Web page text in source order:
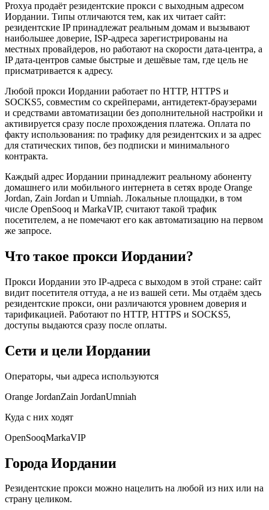
Proxya продаёт резидентские прокси с выходным адресом
Иордании. Типы отличаются тем, как их читает сайт:
резидентские IP принадлежат реальным домам и вызывают
наибольшее доверие, ISP-адреса зарегистрированы на
местных провайдеров, но работают на скорости дата-центра, а
IP дата-центров самые быстрые и дешёвые там, где цель не
присматривается к адресу.
Любой прокси Иордании работает по HTTP, HTTPS и
SOCKS5, совместим со скрейперами, антидетект-браузерами
и средствами автоматизации без дополнительной настройки и
активируется сразу после прохождения платежа. Оплата по
факту использования: по трафику для резидентских и за адрес
для статических типов, без подписки и минимального
контракта.
Каждый адрес Иордании принадлежит реальному абоненту
домашнего или мобильного интернета в сетях вроде Orange
Jordan, Zain Jordan и Umniah. Локальные площадки, в том
числе OpenSooq и MarkaVIP, считают такой трафик
посетителем, а не помечают его как автоматизацию на первом
же запросе.
Что такое прокси Иордании?
Прокси Иордании это IP-адреса с выходом в этой стране: сайт
видит посетителя оттуда, а не из вашей сети. Мы отдаём здесь
резидентские прокси, они различаются уровнем доверия и
тарификацией. Работают по HTTP, HTTPS и SOCKS5,
доступы выдаются сразу после оплаты.
Сети и цели Иордании
Операторы, чьи адреса используются
Orange JordanZain JordanUmniah
Куда с них ходят
OpenSooqMarkaVIP
Города Иордании
Резидентские прокси можно нацелить на любой из них или на
страну целиком.